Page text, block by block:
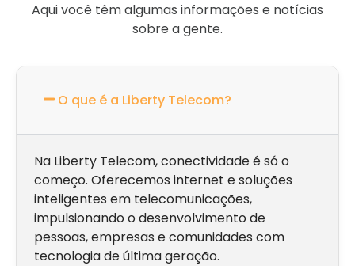
Aqui você têm algumas informações e notícias
sobre a gente.
O que é a Liberty Telecom?
Na Liberty Telecom, conectividade é só o
começo. Oferecemos internet e soluções
inteligentes em telecomunicações,
impulsionando o desenvolvimento de
pessoas, empresas e comunidades com
tecnologia de última geração.